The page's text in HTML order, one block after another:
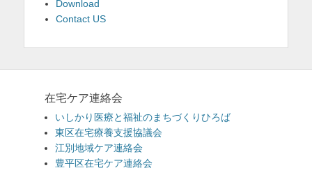
Download
Contact US
在宅ケア連絡会
いしかり医療と福祉のまちづくりひろば
東区在宅療養支援協議会
江別地域ケア連絡会
豊平区在宅ケア連絡会